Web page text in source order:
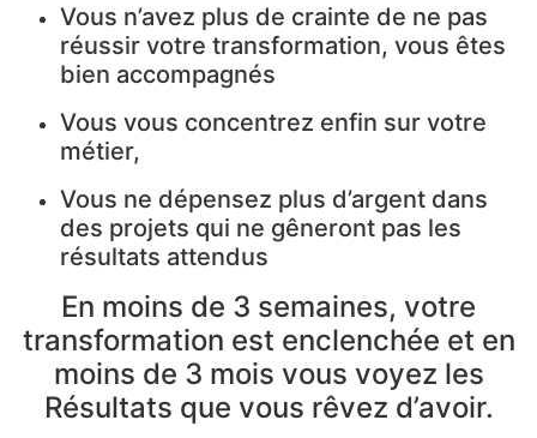
Vous n’avez plus de crainte de ne pas
réussir votre transformation, vous êtes
bien accompagnés
Vous vous concentrez enfin sur votre
métier,
Vous ne dépensez plus d’argent dans
des projets qui ne gêneront pas les
résultats attendus
En moins de 3 semaines, votre
transformation est enclenchée et en
moins de 3 mois vous voyez les
Résultats que vous rêvez d’avoir.